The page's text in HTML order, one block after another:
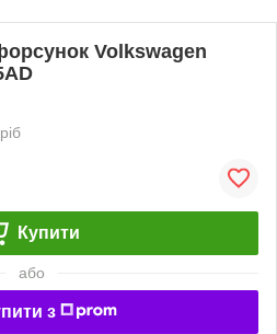
Volkswagen
Купити
або
з